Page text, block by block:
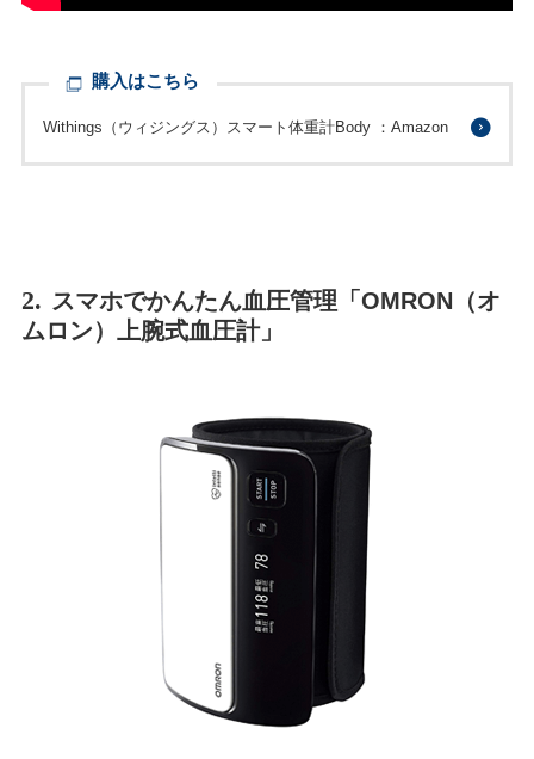
購入はこちら
Withings（ウィジングス）スマート体重計Body ：Amazon
2. スマホでかんたん血圧管理「OMRON（オ
ムロン）上腕式血圧計」